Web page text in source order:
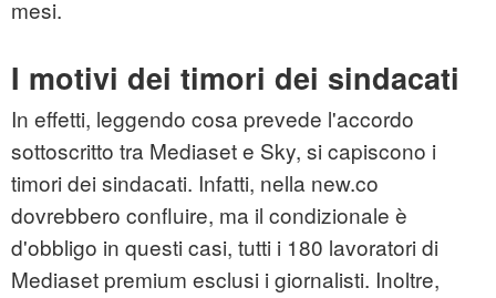
mesi.
I motivi dei timori dei sindacati
In effetti, leggendo cosa prevede l'accordo
sottoscritto tra Mediaset e Sky, si capiscono i
timori dei sindacati. Infatti, nella new.co
dovrebbero confluire, ma il condizionale è
d'obbligo in questi casi, tutti i 180 lavoratori di
Mediaset premium esclusi i giornalisti. Inoltre,